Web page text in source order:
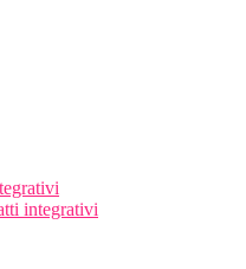
integrativi